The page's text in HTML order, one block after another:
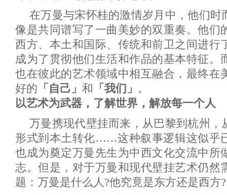
在万曼与宋怀桂的激情岁月中，他们时
像是共同谱写了一曲美妙的双重奏。他们
西方、本土和国际、传统和前卫之间进行
成为了贯彻他们生活和作品的基本特征。
也在彼此的艺术领域中相互融合，最终在
好的 「自己」 和 「我们」 。
以艺术为武器，了解世界，解放每一个人
万曼携现代壁挂而来，从巴黎到杭州，
形式到本土转化……这种叙事逻辑这似乎
也成为奠定万曼先生为中西文化交流中所
志。但是，对于万曼和现代壁挂艺术仍然
题：万曼是什么人?他究竟是东方还是西方?